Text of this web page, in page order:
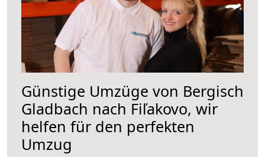
Günstige Umzüge von Bergisch
Gladbach nach Fiľakovo, wir
helfen für den perfekten
Umzug